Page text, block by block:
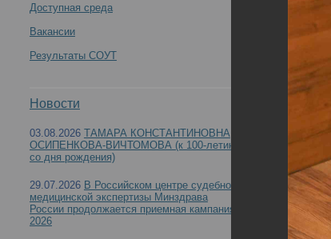
Доступная среда
Вакансии
Результаты СОУТ
Новости
03.08.2026 ТАМАРА КОНСТАНТИНОВНА
ОСИПЕНКОВА-ВИЧТОМОВА (к 100-летию
со дня рождения)
29.07.2026 В Российском центре судебно-
медицинской экспертизы Минздрава
России продолжается приемная кампания
2026